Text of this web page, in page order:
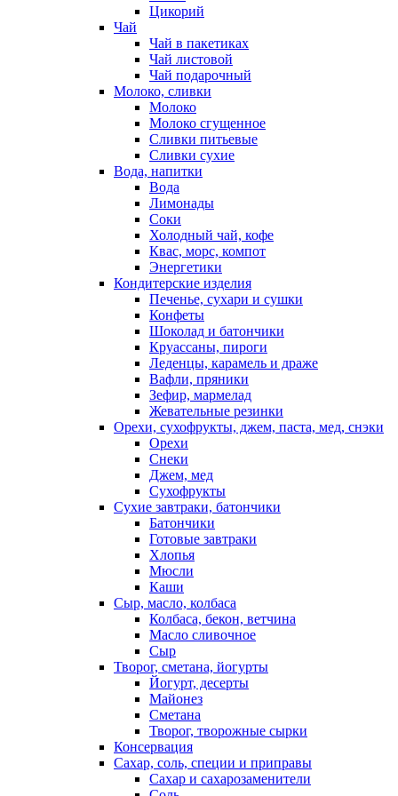
Цикорий
Чай
Чай в пакетиках
Чай листовой
Чай подарочный
Молоко, сливки
Молоко
Молоко сгущенное
Сливки питьевые
Сливки сухие
Вода, напитки
Вода
Лимонады
Соки
Холодный чай, кофе
Квас, морс, компот
Энергетики
Кондитерские изделия
Печенье, сухари и сушки
Конфеты
Шоколад и батончики
Круассаны, пироги
Леденцы, карамель и драже
Вафли, пряники
Зефир, мармелад
Жевательные резинки
Орехи, сухофрукты, джем, паста, мед, снэки
Орехи
Снеки
Джем, мед
Сухофрукты
Сухие завтраки, батончики
Батончики
Готовые завтраки
Хлопья
Мюсли
Каши
Сыр, масло, колбаса
Колбаса, бекон, ветчина
Масло сливочное
Сыр
Творог, сметана, йогурты
Йогурт, десерты
Майонез
Сметана
Творог, творожные сырки
Консервация
Сахар, соль, специи и приправы
Сахар и сахарозаменители